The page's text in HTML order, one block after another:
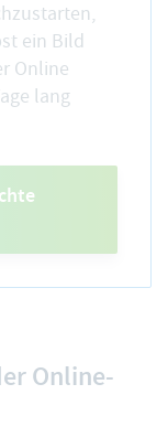
ein Bild
Online
lang
Online-